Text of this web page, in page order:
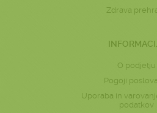
Zdrava
O podjetju
Pogoji
Uporaba in
podatkov